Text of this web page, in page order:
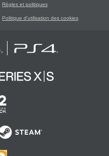
Règles et politiques
Politique d'utilisation des cookies